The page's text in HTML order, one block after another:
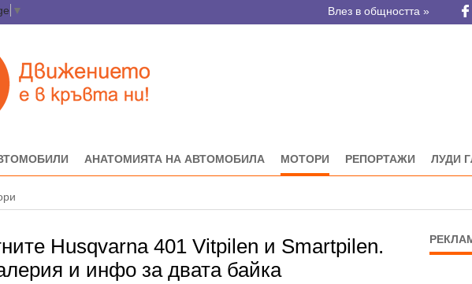
▼ Влез в общността »
АНАТОМИЯТА НА АВТОМОБИЛА МОТОРИ РЕПОРТАЖИ ЛУДИ
Husqvarna 401 Vitpilen и Smartpilen.
и инфо за двата байка